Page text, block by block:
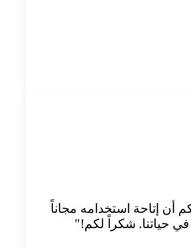
أن إتاحة استخدامه مجاناً
حياتنا. شكراً لكم!"